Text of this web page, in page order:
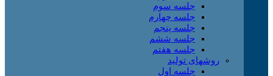
جلسه سوم
جلسه چهارم
جلسه پنجم
جلسه ششم
جلسه هفتم
روشهای تولید
جلسه اول